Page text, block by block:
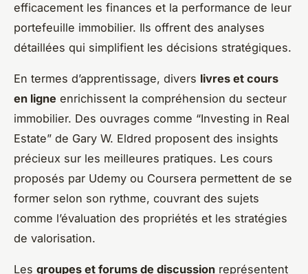
efficacement les finances et la performance de leur
portefeuille immobilier. Ils offrent des analyses
détaillées qui simplifient les décisions stratégiques.
En termes d’apprentissage, divers livres et cours
en ligne enrichissent la compréhension du secteur
immobilier. Des ouvrages comme “Investing in Real
Estate” de Gary W. Eldred proposent des insights
précieux sur les meilleures pratiques. Les cours
proposés par Udemy ou Coursera permettent de se
former selon son rythme, couvrant des sujets
comme l’évaluation des propriétés et les stratégies
de valorisation.
Les groupes et forums de discussion représentent